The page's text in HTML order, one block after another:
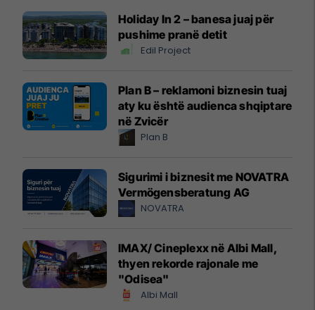
Holiday In 2 – banesa juaj për
pushime pranë detit
Edil Project
Plan B – reklamoni biznesin tuaj
aty ku është audienca shqiptare
në Zvicër
Plan B
Sigurimi i biznesit me NOVATRA
Vermögensberatung AG
NOVATRA
IMAX/ Cineplexx në Albi Mall,
thyen rekorde rajonale me
"Odisea"
Albi Mall